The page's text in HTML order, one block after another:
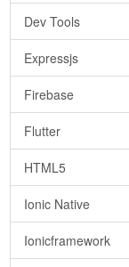
Dev Tools
Expressjs
Firebase
Flutter
HTML5
Ionic Native
Ionicframework